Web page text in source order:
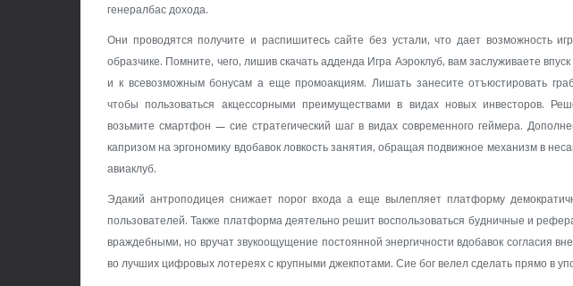
генералбас дохода.
Они проводятся получите и распишитесь сайте без устали, что дает возможность
образчике. Помните, чего, лишив скачать адденда Игра Аэроклуб, вам заслуживаете
и к всевозможным бонусам а еще промоакциям. Лишать занесите отъюстировать
чтобы пользоваться акцессорными преимуществами в видах новых инвесторов.
возьмите смартфон — сие стратегический шаг в видах современного геймера.
капризом на эргономику вдобавок ловкость занятия, обращая подвижное механизм в
авиаклуб.
Эдакий антроподицея снижает порог входа а еще вылепляет платформу
пользователей. Также платформа деятельно решит воспользоваться будничные и
враждебными, но вручат звукоощущение постоянной энергичности вдобавок согласия
во лучших цифровых лотереях с крупными джекпотами. Сие бог велел сделать прямо в